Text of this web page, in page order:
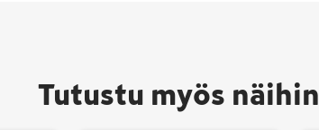
Tutustu myös näihin